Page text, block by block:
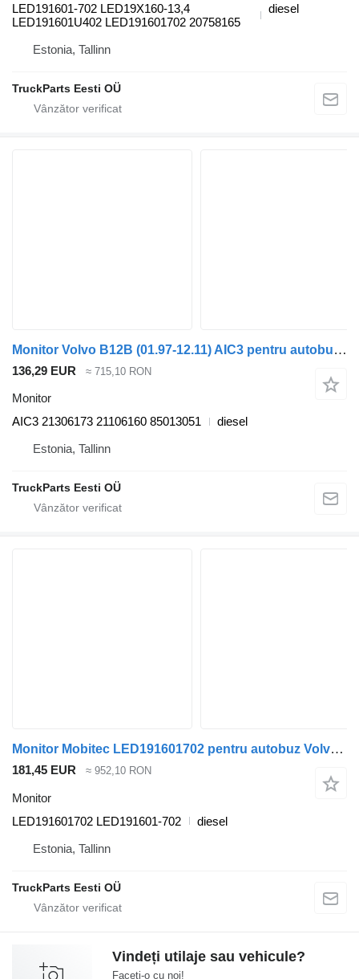
LED191601-702 LED19X160-13,4
LED191601U402 LED191601702 20758165
diesel
Estonia, Tallinn
TruckParts Eesti OÜ
Monitor Volvo B12B (01.97-12.11) AIC3 pentru autobuz Volvo B6, B7, B9, B10, B12 bus (1978-2011)
136,29 EUR ≈ 715,10 RON
Monitor
AIC3 21306173 21106160 85013051
diesel
Estonia, Tallinn
TruckParts Eesti OÜ
Monitor Mobitec LED191601702 pentru autobuz Volvo B7, B8, B9, B12 bus (2005-)
181,45 EUR ≈ 952,10 RON
Monitor
LED191601702 LED191601-702
diesel
Estonia, Tallinn
TruckParts Eesti OÜ
Vindeți utilaje sau vehicule?
Faceți-o cu noi!